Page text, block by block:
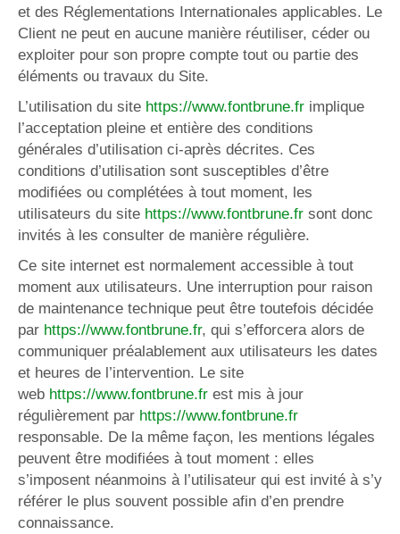
et des Réglementations Internationales applicables. Le
Client ne peut en aucune manière réutiliser, céder ou
exploiter pour son propre compte tout ou partie des
éléments ou travaux du Site.
L’utilisation du site https://www.fontbrune.fr implique
l’acceptation pleine et entière des conditions
générales d’utilisation ci-après décrites. Ces
conditions d’utilisation sont susceptibles d’être
modifiées ou complétées à tout moment, les
utilisateurs du site https://www.fontbrune.fr sont donc
invités à les consulter de manière régulière.
Ce site internet est normalement accessible à tout
moment aux utilisateurs. Une interruption pour raison
de maintenance technique peut être toutefois décidée
par https://www.fontbrune.fr, qui s’efforcera alors de
communiquer préalablement aux utilisateurs les dates
et heures de l’intervention. Le site
web https://www.fontbrune.fr est mis à jour
régulièrement par https://www.fontbrune.fr
responsable. De la même façon, les mentions légales
peuvent être modifiées à tout moment : elles
s’imposent néanmoins à l’utilisateur qui est invité à s’y
référer le plus souvent possible afin d’en prendre
connaissance.